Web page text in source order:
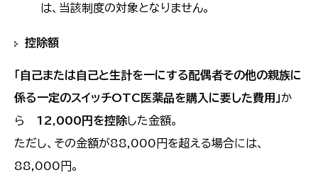
は、当該制度の対象となりません。
控除額
「自己または自己と生計を一にする配偶者その他の親族に
係る一定のスイッチOTC医薬品を購入に要した費用」か
ら 12,000円を控除した金額。
ただし、その金額が88,000円を超える場合には、
88,000円。